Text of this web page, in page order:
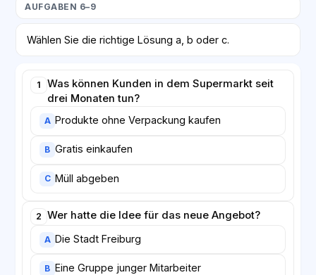
AUFGABEN 6–9
Wählen Sie die richtige Lösung a, b oder c.
1
Was können Kunden in dem Supermarkt seit
drei Monaten tun?
A Produkte ohne Verpackung kaufen
B Gratis einkaufen
C Müll abgeben
2 Wer hatte die Idee für das neue Angebot?
A Die Stadt Freiburg
B Eine Gruppe junger Mitarbeiter